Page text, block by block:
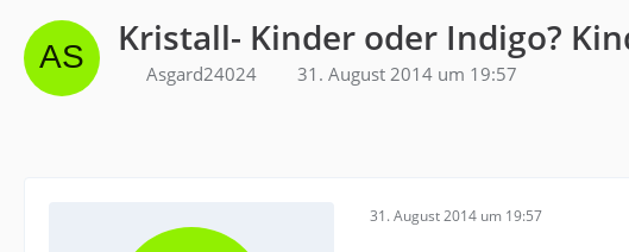
Kristall- Kinder oder Indigo?
Asgard24024 31. August 2014 um 19:57
31. August 2014 um 19:57